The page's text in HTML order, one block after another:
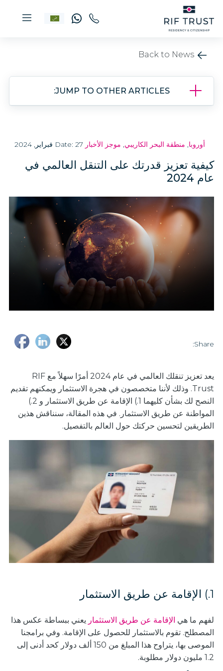
JUMP TO OTHER ARTICLES:
أوروبا, منطقة البحر الكاريبي, موجز الأخبار
كيفية تعزيز قدرتك على التنقل العالمي في
عام 2024
Share:
يعد تعزيز تنقلك العالمي في عام 2024 أمرًا سهلاً مع RIF
Trust. وذلك لأننا متخصصون في هجرة الاستثمار ويمكنهم تقديم
النصح لك بشأن كليهما 1.) الإقامة عن طريق الاستثمار و 2.)
المواطنة عن طريق الاستثمار. في هذه المقالة، سنناقش هذين
الطريقين لتحسين حركتك حول العالم بالتفصيل.
1.) الإقامة عن طريق الاستثمار
لفهم ما هي الإقامة عن طريق الاستثمار يعني ببساطة عكس هذا
المصطلح. تقوم بالاستثمار للحصول على الإقامة. وفي برامجنا
الموصى بها، يتراوح هذا المبلغ من 150 ألف دولار كحد أدنى إلى
1.2 مليون دولار مطلوبة.